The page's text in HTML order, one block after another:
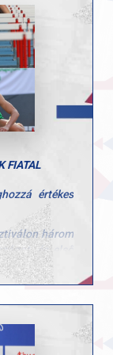
is 10
és szülőnek,
a
voltak a
FIATAL
értékes
három
és első
és Birtha